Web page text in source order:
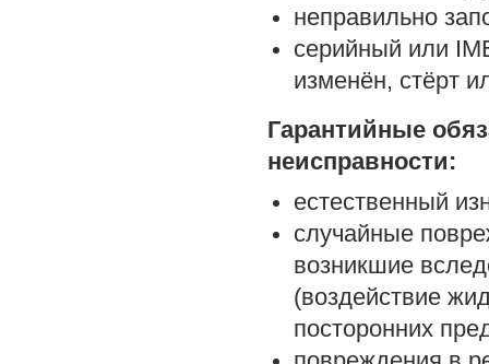
неправильно
серийный или
изменён, стёрт
Гарантийные
неисправности:
естественный
случайные
возникшие
(воздействие
посторонних